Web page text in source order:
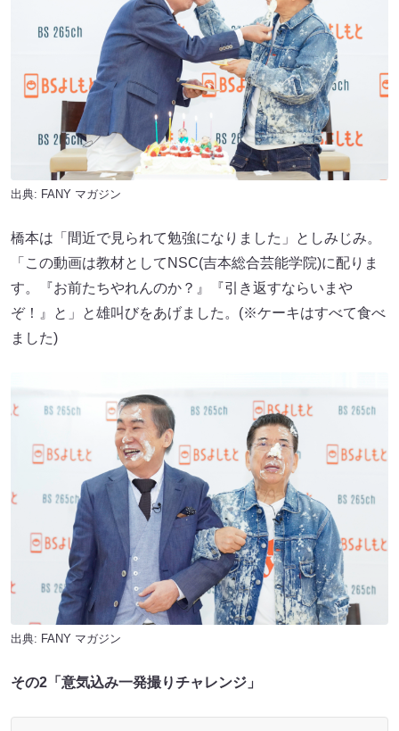
出典: FANY マガジン
橋本は「間近で見られて勉強になりました」としみじみ。
「この動画は教材としてNSC(吉本総合芸能学院)に配りま
す。『お前たちやれんのか？』『引き返すならいまや
ぞ！』と」と雄叫びをあげました。(※ケーキはすべて食べ
ました)
出典: FANY マガジン
その2「意気込み一発撮りチャレンジ」